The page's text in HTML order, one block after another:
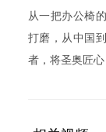
从一把办公椅
打磨，从中国
者，将圣奥匠心